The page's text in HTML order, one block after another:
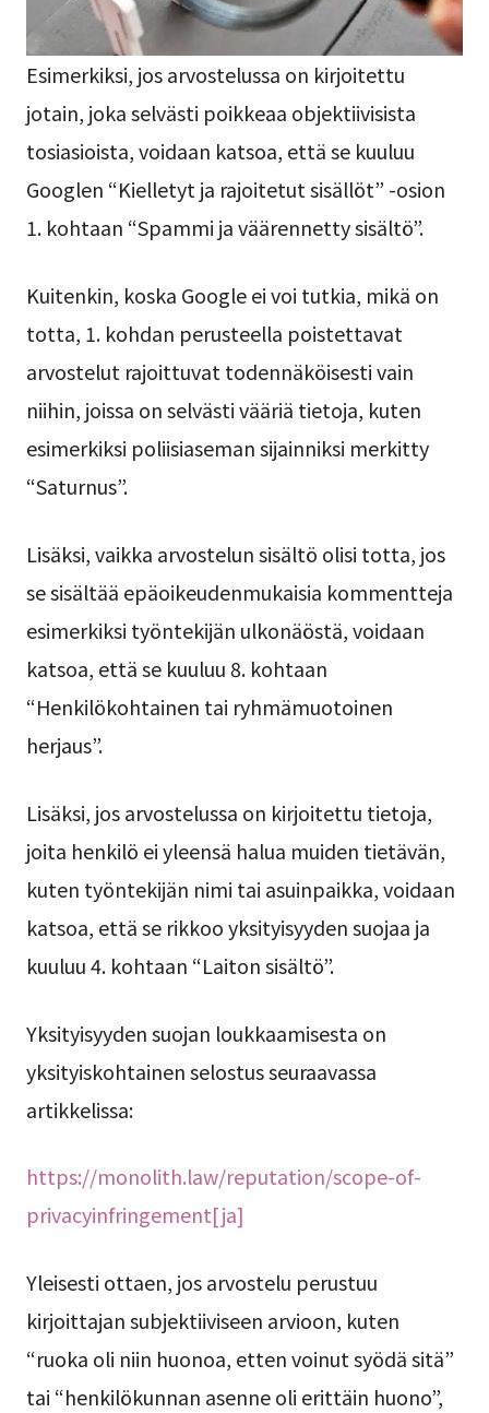
Esimerkiksi, jos arvostelussa on kirjoitettu
jotain, joka selvästi poikkeaa objektiivisista
tosiasioista, voidaan katsoa, että se kuuluu
Googlen “Kielletyt ja rajoitetut sisällöt” -osion
1. kohtaan “Spammi ja väärennetty sisältö”.
Kuitenkin, koska Google ei voi tutkia, mikä on
totta, 1. kohdan perusteella poistettavat
arvostelut rajoittuvat todennäköisesti vain
niihin, joissa on selvästi vääriä tietoja, kuten
esimerkiksi poliisiaseman sijainniksi merkitty
“Saturnus”.
Lisäksi, vaikka arvostelun sisältö olisi totta, jos
se sisältää epäoikeudenmukaisia kommentteja
esimerkiksi työntekijän ulkonäöstä, voidaan
katsoa, että se kuuluu 8. kohtaan
“Henkilökohtainen tai ryhmämuotoinen
herjaus”.
Lisäksi, jos arvostelussa on kirjoitettu tietoja,
joita henkilö ei yleensä halua muiden tietävän,
kuten työntekijän nimi tai asuinpaikka, voidaan
katsoa, että se rikkoo yksityisyyden suojaa ja
kuuluu 4. kohtaan “Laiton sisältö”.
Yksityisyyden suojan loukkaamisesta on
yksityiskohtainen selostus seuraavassa
artikkelissa:
https://monolith.law/reputation/scope-of-
privacyinfringement[ja]
Yleisesti ottaen, jos arvostelu perustuu
kirjoittajan subjektiiviseen arvioon, kuten
“ruoka oli niin huonoa, etten voinut syödä sitä”
tai “henkilökunnan asenne oli erittäin huono”,